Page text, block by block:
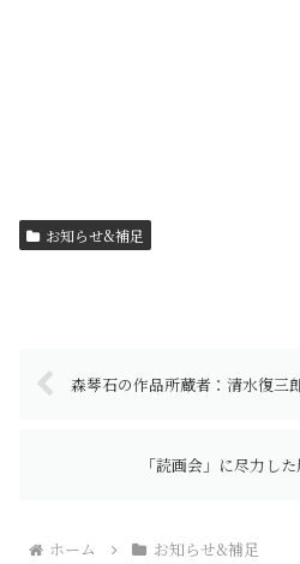
お知らせ&補足
森琴石の作品所蔵者：清水復三
「読画会」に尽力し
ホーム お知らせ&補足